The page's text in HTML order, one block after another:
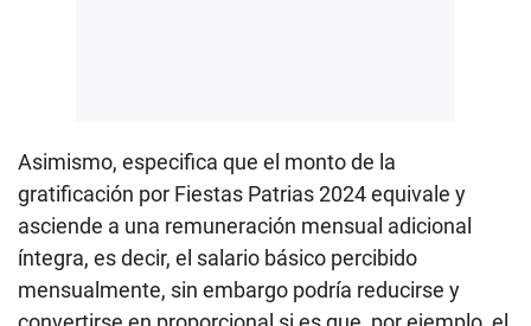
Asimismo, especifica que el monto de la
gratificación por Fiestas Patrias 2024 equivale y
asciende a una remuneración mensual adicional
íntegra, es decir, el salario básico percibido
mensualmente, sin embargo podría reducirse y